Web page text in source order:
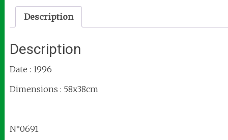
Description
Description
Date : 1996
Dimensions : 58x38cm
N°0691